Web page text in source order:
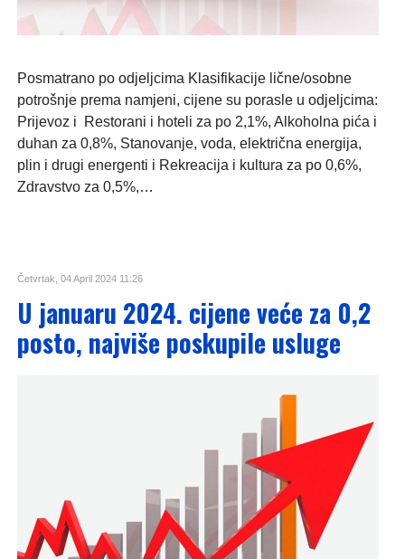
Posmatrano po odjeljcima Klasifikacije lične/osobne
potrošnje prema namjeni, cijene su porasle u odjeljcima:
Prijevoz i Restorani i hoteli za po 2,1%, Alkoholna pića i
duhan za 0,8%, Stanovanje, voda, električna energija,
plin i drugi energenti i Rekreacija i kultura za po 0,6%,
Zdravstvo za 0,5%,…
Četvrtak, 04 April 2024 11:26
U januaru 2024. cijene veće za 0,2
posto, najviše poskupile usluge